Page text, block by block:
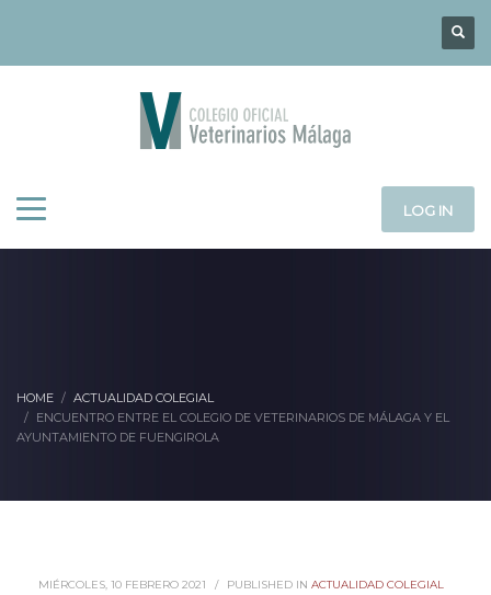
LOG IN
HOME
ACTUALIDAD COLEGIAL
ENCUENTRO ENTRE EL COLEGIO DE VETERINARIOS DE MÁLAGA Y EL
AYUNTAMIENTO DE FUENGIROLA
MIÉRCOLES, 10 FEBRERO 2021 / PUBLISHED IN ACTUALIDAD COLEGIAL